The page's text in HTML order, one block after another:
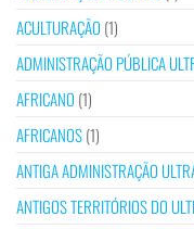
ACULTURAÇÃO (1)
ADMINISTRAÇÃO PÚBLICA
AFRICANO (1)
AFRICANOS(1)
ANTIGA ADMINISTRAÇÃO
ANTIGOS TERRITÓRIOS DO